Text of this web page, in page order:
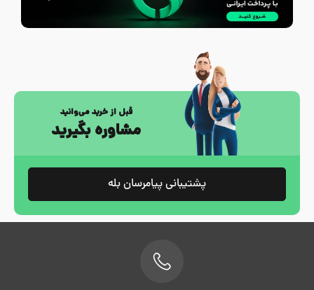
قبل از خرید می‌وانید
مشاوره بگیرید
پشتیبانی پیامرسان بله